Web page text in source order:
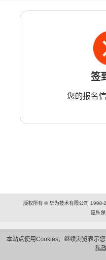
本站点使用Cookies，继续浏览表示
私
签
您的报名
版权所有 © 华为技术有限公司
隐私